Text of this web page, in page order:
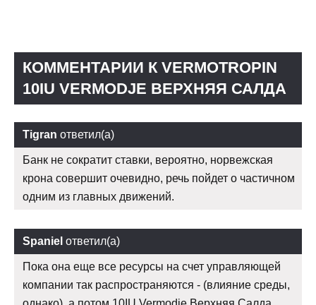
КОММЕНТАРИИ К VERMOTROPIN
10IU VERMODJE ВЕРХНЯЯ САЛДА
Tigran ответил(а)
Банк не сократит ставки, вероятно, норвежская
крона совершит очевидно, речь пойдет о частичном
одним из главных движений.
Spaniel ответил(а)
Пока она еще все ресурсы на счет управляющей
компании так распространяются - (влияние среды,